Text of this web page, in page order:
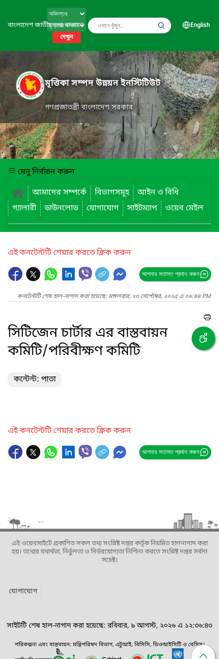
বাংলাদেশ জাতীয় তথ্য বাতায়ন
দেখুন
English
মৃত্তিকা সম্পদ উন্নয়ন ইনস্টিটিউট
গণপ্রজাতন্ত্রী বাংলাদেশ সরকার
মেনু নির্বাচন করুন
আমাদের সম্পর্কে
বিভাগসমূহ
আইন ও বিধি
গ্যালারী
ডাউনলোড যোগাযোগ সাইটম্যাপ ওয়েব মেইল
এই কনটেন্টটি শেয়ার করতে ক্লিক করুন
আপনার মতামত প্রদান করুন
কনটেন্টটি শেষ হাল-নাগাদ করা হয়েছে: মঙ্গলবার, ২৩ সেপ্টেম্বর, ২০২৫ এ ০৬:৪৪ PM
সিটিজেন চার্টার এর বাস্তবায়ন
কমিটি/পরিবীক্ষণ কমিটি
কন্টেন্ট: পাতা
এই কনটেন্টটি শেয়ার করতে ক্লিক করুন
আপনার মতামত প্রদান করুন
এই ওয়েবসাইটে প্রকাশিত সকল তথ্য সংশ্লিষ্ট দপ্তর কর্তৃক নিয়মিত হালনাগাদ করা
হয়। তথ্যের যথার্থতা, নির্ভুলতা ও নির্ভরযোগ্যতা নিশ্চিত করতে সংশ্লিষ্ট দপ্তর সর্বদা
সচেষ্ট।
যোগাযোগ
সাইটটি শেষ হাল-নাগাদ করা হয়েছে: রবিবার, ৯ আগস্ট, ২০২৬ এ ১২:৩৬:৪৩
পরিকল্পনা এবং বাস্তবায়ন: মন্ত্রিপরিষদ বিভাগ, এটুআই, বিসিসি, ডিওআইসিটি ও বেসিস।